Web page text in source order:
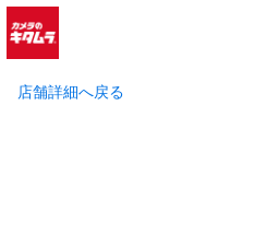
店舗詳細へ戻る